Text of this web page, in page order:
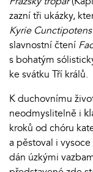
zazní tři ukázky,
Kyrie
slavnostní čtení
s bohatým
ke svátku Tří králů.
K duchovnímu
neodmyslitelně i
kroků od chóru
a pěstoval i
dán úzkými